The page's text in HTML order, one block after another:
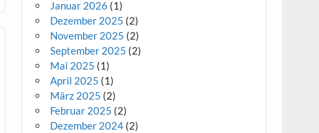
Januar 2026 (1)
Dezember 2025 (2)
November 2025 (2)
September 2025 (2)
Mai 2025 (1)
April 2025 (1)
März 2025 (2)
Februar 2025 (2)
Dezember 2024 (2)